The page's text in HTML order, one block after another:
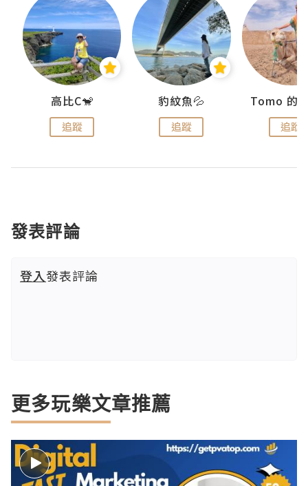
高比C🐒
追蹤
豹紋魚💦
追蹤 追蹤
發表評論
登入發表評論
更多玩樂文章推薦